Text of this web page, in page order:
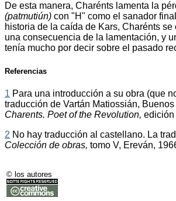
De esta manera, Charénts lamenta la
(patmutiún) con "H" como el sanador
historia de la caída de Kars, Charénts
una consecuencia de la lamentación, y
tenía mucho por decir sobre el pasado
Referencias
1 Para una introducción a su obra (que
traducción de Vartán Matiossián,
Charents. Poet of the Revolution, edición
2 No hay traducción al castellano. La
Colección de obras, tomo V, Ereván,
© los autores